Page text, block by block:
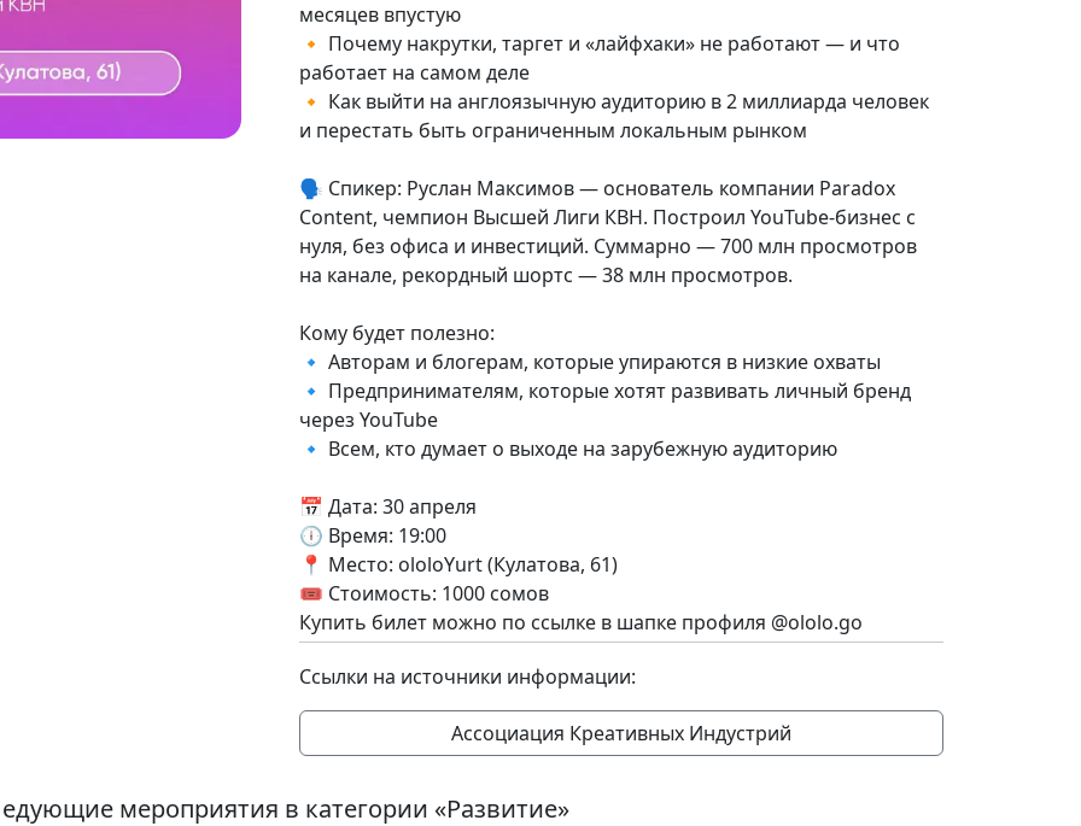
месяцев впустую
🔸 Почему накрутки, таргет и «лайфхаки» не работают — и что
работает на самом деле
🔸 Как выйти на англоязычную аудиторию в 2 миллиарда человек
и перестать быть ограниченным локальным рынком
🗣 Спикер: Руслан Максимов — основатель компании Paradox
Content, чемпион Высшей Лиги КВН. Построил YouTube-бизнес с
нуля, без офиса и инвестиций. Суммарно — 700 млн просмотров
на канале, рекордный шортс — 38 млн просмотров.
Кому будет полезно:
🔹 Авторам и блогерам, которые упираются в низкие охваты
🔹 Предпринимателям, которые хотят развивать личный бренд
через YouTube
🔹 Всем, кто думает о выходе на зарубежную аудиторию
📅 Дата: 30 апреля
🕕 Время: 19:00
📍 Место: ololoYurt (Кулатова, 61)
🎟 Стоимость: 1000 сомов
Купить билет можно по ссылке в шапке профиля @ololo.go
Ссылки на источники информации:
Ассоциация Креативных Индустрий
мероприятия в категории «Развитие»